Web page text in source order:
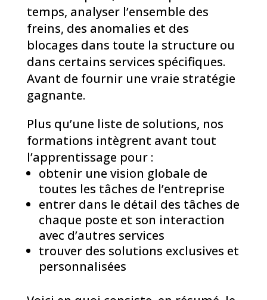
temps, analyser l’ensemble des
freins, des anomalies et des
blocages dans toute la structure ou
dans certains services spécifiques.
Avant de fournir une vraie stratégie
gagnante.
Plus qu’une liste de solutions, nos
formations intègrent avant tout
l’apprentissage pour :
obtenir une vision globale de
toutes les tâches de l’entreprise
entrer dans le détail des tâches de
chaque poste et son interaction
avec d’autres services
trouver des solutions exclusives et
personnalisées